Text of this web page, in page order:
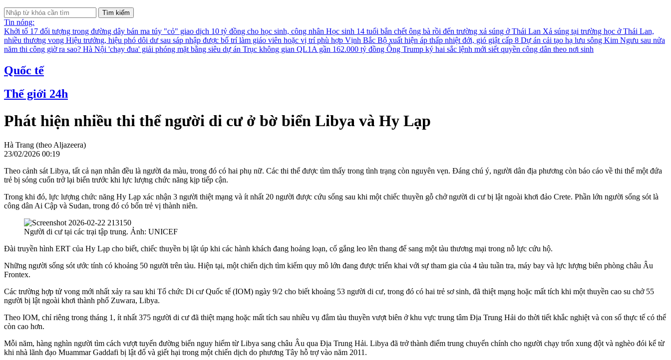
Tìm kiếm
Tin nóng:
Khởi tố 17 đối tượng trong đường dây bán ma túy "cỏ" giao dịch 10 tỷ đồng cho học sinh, công nhân Học sinh 14 tuổi bắn chết ông bà rồi đến trường xả súng ở Thái Lan Xả súng tại trường học ở Thái Lan,
nhiều thương vong Hiệu trưởng, hiệu phó dôi dư sau sáp nhập được bố trí làm giáo viên hoặc vị trí phù hợp Vịnh Bắc Bộ xuất hiện áp thấp nhiệt đới, gió giật cấp 8 Dự án cải tạo hạ lưu sông Kim Ngưu sau nửa
năm thi công giờ ra sao? Hà Nội 'chạy đua' giải phóng mặt bằng siêu dự án Trục không gian QL1A gần 162.000 tỷ đồng Ông Trump ký hai sắc lệnh mới siết quyền công dân theo nơi sinh
Quốc tế
Thế giới 24h
Phát hiện nhiều thi thể người di cư ở bờ biển Libya và Hy Lạp
Hà Trang (theo Aljazeera)
23/02/2026 00:19
Theo cảnh sát Libya, tất cả nạn nhân đều là người da màu, trong đó có hai phụ nữ. Các thi thể được tìm thấy trong tình trạng còn nguyên vẹn. Đáng chú ý, người dân địa phương còn báo cáo về thi thể một đứa
trẻ bị sóng cuốn trở lại biển trước khi lực lượng chức năng kịp tiếp cận.
Trong khi đó, lực lượng chức năng Hy Lạp xác nhận 3 người thiệt mạng và ít nhất 20 người được cứu sống sau khi một chiếc thuyền gỗ chở người di cư bị lật ngoài khơi đảo Crete. Phần lớn người sống sót là
công dân Ai Cập và Sudan, trong đó có bốn trẻ vị thành niên.
Người di cư tại các trại tập trung. Ảnh: UNICEF
Đài truyền hình ERT của Hy Lạp cho biết, chiếc thuyền bị lật úp khi các hành khách đang hoảng loạn, cố gắng leo lên thang để sang một tàu thương mại trong nỗ lực cứu hộ.
Những người sống sót ước tính có khoảng 50 người trên tàu. Hiện tại, một chiến dịch tìm kiếm quy mô lớn đang được triển khai với sự tham gia của 4 tàu tuần tra, máy bay và lực lượng biên phòng châu Âu
Frontex.
Các trường hợp tử vong mới nhất xảy ra sau khi Tổ chức Di cư Quốc tế (IOM) ngày 9/2 cho biết khoảng 53 người di cư, trong đó có hai trẻ sơ sinh, đã thiệt mạng hoặc mất tích khi một thuyền cao su chở 55
người bị lật ngoài khơi thành phố Zuwara, Libya.
Theo IOM, chỉ riêng trong tháng 1, ít nhất 375 người di cư đã thiệt mạng hoặc mất tích sau nhiều vụ đắm tàu thuyền vượt biên ở khu vực trung tâm Địa Trung Hải do thời tiết khắc nghiệt và con số thực tế có thể
còn cao hơn.
Mỗi năm, hàng nghìn người tìm cách vượt tuyến đường biển nguy hiểm từ Libya sang châu Âu qua Địa Trung Hải. Libya đã trở thành điểm trung chuyển chính cho người chạy trốn xung đột và nghèo đói kể từ
khi nhà lãnh đạo Muammar Gaddafi bị lật đổ và giết hại trong một chiến dịch do phương Tây hỗ trợ vào năm 2011.